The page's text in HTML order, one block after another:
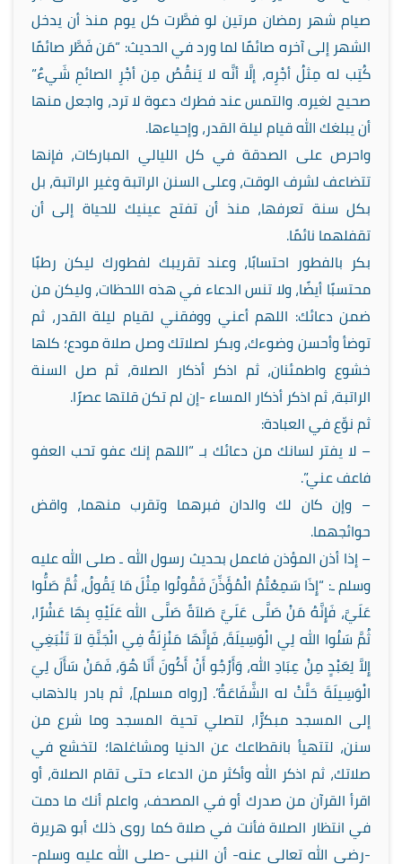
صيام شهر رمضان مرتين لو فطَّرت كل يوم منذ أن يدخل
الشهر إلى آخره صائمًا لما ورد في الحديث: “مَن فَطَّر صائمًا
كُتِب له مِثلُ أجْرِه، إلَّا أنَّه لا يَنقُصُ مِن أجْرِ الصائمِ شَيءٌ”
صحيح لغيره. والتمس عند فطرك دعوة لا ترد، واجعل منها
أن يبلغك الله قيام ليلة القدر، وإحياءها.
واحرص على الصدقة في كل الليالي المباركات، فإنها
تتضاعف لشرف الوقت، وعلى السنن الراتبة وغير الراتبة، بل
بكل سنة تعرفها، منذ أن تفتح عينيك للحياة إلى أن
تقفلهما نائمًا.
بكر بالفطور احتسابًا، وعند تقريبك لفطورك ليكن رطبًا
محتسبًا أيضًا، ولا تنس الدعاء في هذه اللحظات، وليكن من
ضمن دعائك: اللهم أعني ووفقني لقيام ليلة القدر، ثم
توضأ وأحسن وضوءك، وبكر لصلاتك وصل صلاة مودع؛ كلها
خشوع واطمئنان، ثم اذكر أذكار الصلاة، ثم صل السنة
الراتبة، ثم اذكر أذكار المساء -إن لم تكن قلتها عصرًا.
ثم نوِّع في العبادة:
– لا يفتر لسانك من دعائك بـ “اللهم إنك عفو تحب العفو
فاعف عني”.
– وإن كان لك والدان فبرهما وتقرب منهما، واقض
حوائجهما.
– إذا أذن المؤذن فاعمل بحديث رسول الله ـ صلى الله عليه
وسلم ـ: “إِذَا سَمِعْتُمُ الْمُؤَذِّنَ فَقُولُوا مِثْلَ مَا يَقُولُ، ثُمَّ صَلُّوا
عَلَيَّ، فَإِنَّهُ مَنْ صَلَّى عَلَيَّ صَلاَةً صَلَّى الله عَلَيْهِ بِهَا عَشْرًا،
ثُمَّ سَلُوا الله لِي الْوَسِيلَةَ، فَإِنَّهَا مَنْزِلَةٌ فِي الْجَنَّةِ لاَ تَنْبَغِي
إِلاَّ لِعَبْدٍ مِنْ عِبَادِ الله، وَأَرْجُو أَنْ أَكُونَ أَنَا هُوَ، فَمَنْ سَأَلَ لِيَ
الْوَسِيلَةَ حَلَّتْ له الشَّفَاعَةُ”. [رواه مسلم]، ثم بادر بالذهاب
إلى المسجد مبكرًّا، لتصلي تحية المسجد وما شرع من
سنن، لتتهيأ بانقطاعك عن الدنيا ومشاغلها؛ لتخشع في
صلاتك، ثم اذكر الله وأكثر من الدعاء حتى تقام الصلاة، أو
اقرأ القرآن من صدرك أو في المصحف، واعلم أنك ما دمت
في انتظار الصلاة فأنت في صلاة كما روى ذلك أبو هريرة
-رضي الله تعالى عنه- أن النبي -صلى الله عليه وسلم-